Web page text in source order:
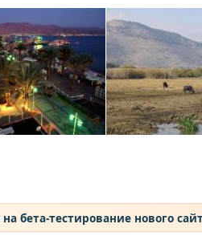
бета-тестирование нового